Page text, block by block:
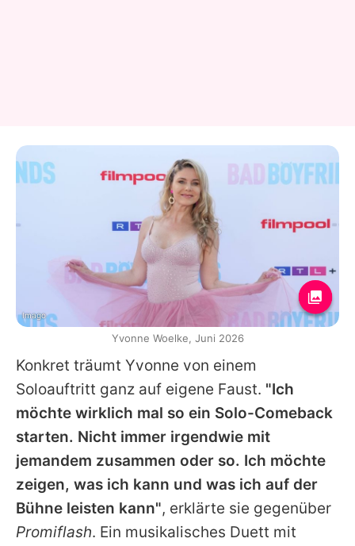
Konkret träumt Yvonne von einem
Soloauftritt ganz auf eigene Faust. "Ich
möchte wirklich mal so ein Solo-Comeback
starten. Nicht immer irgendwie mit
jemandem zusammen oder so. Ich möchte
zeigen, was ich kann und was ich auf der
Bühne leisten kann", erklärte sie gegenüber
Promiflash. Ein musikalisches Duett mit
Imago
Yvonne Woelke, Juni 2026